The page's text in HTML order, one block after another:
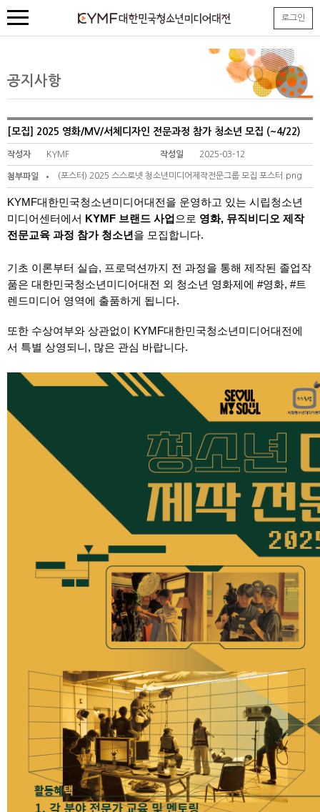
로그인
공지사항
[모집] 2025 영화/MV/서체디자인 전문과정 참가 청소년 모집 (~4/22)
작성자 KYMF 작성일 2025-03-12
첨부파일 (포스터) 2025 스스로넷 청소년미디어제작전문그룹 모집 포스터.png
KYMF대한민국청소년미디어대전을 운영하고 있는 시립청소년
미디어센터에서
KYMF 브랜드 사업 으로 영화, 뮤직비디오 제작
전문교육 과정 참가 청소년 을 모집합니다.
기초 이론부터 실습, 프로덕션까지 전 과정을 통해 제작된 졸업작
품은 대한민국청소년미디어대전 외 청소년 영화제에 #영화, #트
렌드미디어 영역에 출품하게 됩니다.
또한 수상여부와 상관없이 KYMF대한민국청소년미디어대전에
서 특별 상영되니, 많은 관심 바랍니다.